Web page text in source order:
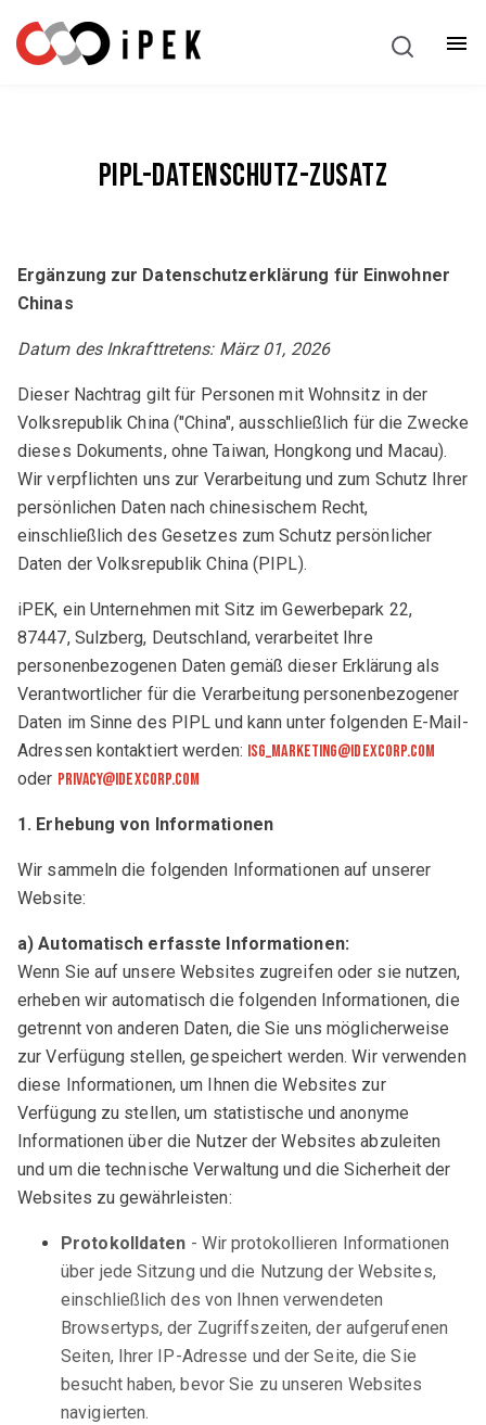
Deutsch
PIPL-Datenschutz-Zusatz
Ergänzung zur Datenschutzerklärung für Einwohner
Chinas
Datum des Inkrafttretens: März 01, 2026
Dieser Nachtrag gilt für Personen mit Wohnsitz in der
Volksrepublik China ("China", ausschließlich für die Zwecke
dieses Dokuments, ohne Taiwan, Hongkong und Macau).
Wir verpflichten uns zur Verarbeitung und zum Schutz Ihrer
persönlichen Daten nach chinesischem Recht,
einschließlich des Gesetzes zum Schutz persönlicher
Daten der Volksrepublik China (PIPL).
iPEK, ein Unternehmen mit Sitz im Gewerbepark 22,
87447, Sulzberg, Deutschland, verarbeitet Ihre
personenbezogenen Daten gemäß dieser Erklärung als
Verantwortlicher für die Verarbeitung personenbezogener
Daten im Sinne des PIPL und kann unter folgenden E-Mail-
Adressen kontaktiert werden: isg_marketing@idexcorp.com
oder privacy@idexcorp.com
1. Erhebung von Informationen
Wir sammeln die folgenden Informationen auf unserer
Website:
a) Automatisch erfasste Informationen:
Wenn Sie auf unsere Websites zugreifen oder sie nutzen,
erheben wir automatisch die folgenden Informationen, die
getrennt von anderen Daten, die Sie uns möglicherweise
zur Verfügung stellen, gespeichert werden. Wir verwenden
diese Informationen, um Ihnen die Websites zur
Verfügung zu stellen, um statistische und anonyme
Informationen über die Nutzer der Websites abzuleiten
und um die technische Verwaltung und die Sicherheit der
Websites zu gewährleisten:
Protokolldaten - Wir protokollieren Informationen
über jede Sitzung und die Nutzung der Websites,
einschließlich des von Ihnen verwendeten
Browsertyps, der Zugriffszeiten, der aufgerufenen
Seiten, Ihrer IP-Adresse und der Seite, die Sie
besucht haben, bevor Sie zu unseren Websites
navigierten.